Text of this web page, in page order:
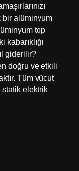
bir alüminyum
top
kabarıklığı
giderilir?
doğru ve etkili
Tüm vücut
statik elektrik